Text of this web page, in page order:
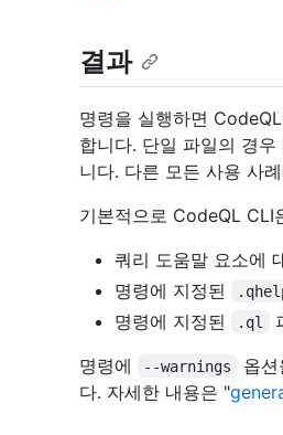
결과
명령을 실행하면
합니다. 단일 파일의 경우
니다. 다른 모든 사용 사
기본적으로 CodeQL CLI
쿼리 도움말 요소에
명령에 지정된
명령에 지정된
.ql
명령에
--warnings
옵
다. 자세한 내용은 "